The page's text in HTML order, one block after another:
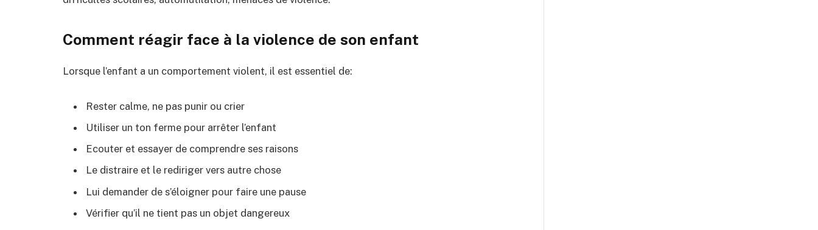
Comment réagir face à la violence de son enfant
Lorsque l’enfant a un comportement violent, il est essentiel de:
Rester calme, ne pas punir ou crier
Utiliser un ton ferme pour arrêter l’enfant
Ecouter et essayer de comprendre ses raisons
Le distraire et le rediriger vers autre chose
Lui demander de s’éloigner pour faire une pause
Vérifier qu’il ne tient pas un objet dangereux